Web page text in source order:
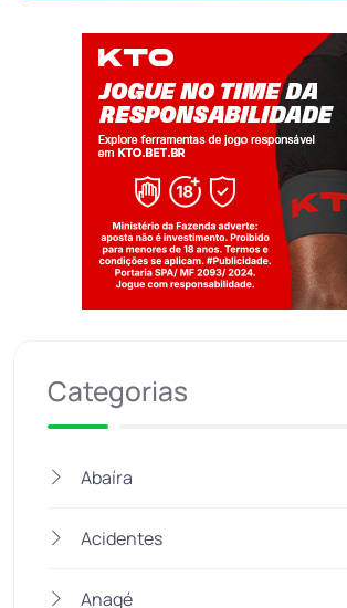
Categorias
Abaíra
Acidentes
Anagé